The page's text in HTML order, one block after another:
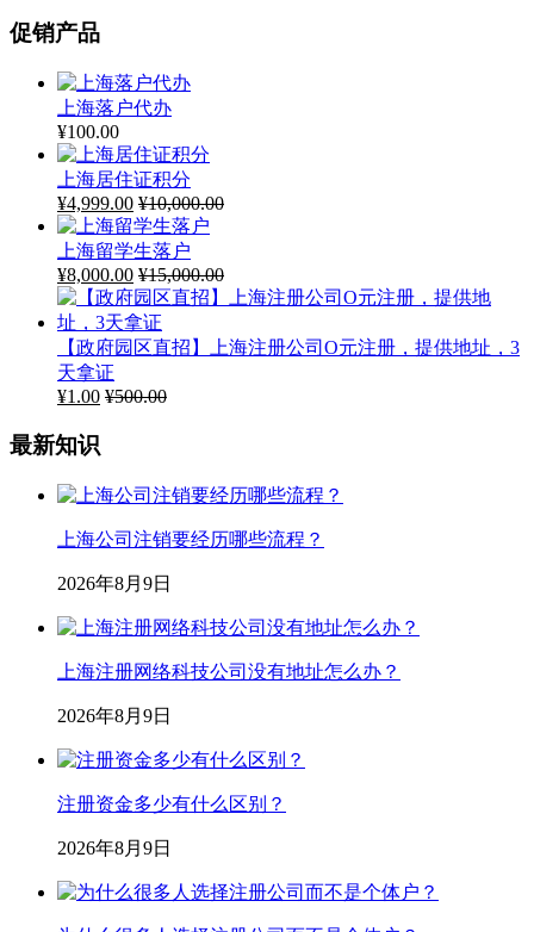
促销产品
上海落户代办
¥100.00
上海居住证积分
¥4,999.00 ¥10,000.00
上海留学生落户
¥8,000.00 ¥15,000.00
【政府园区直招】上海注册公司O元注册，提供地址，3
天拿证
¥1.00 ¥500.00
最新知识
上海公司注销要经历哪些流程？
2026年8月9日
上海注册网络科技公司没有地址怎么办？
2026年8月9日
注册资金多少有什么区别？
2026年8月9日